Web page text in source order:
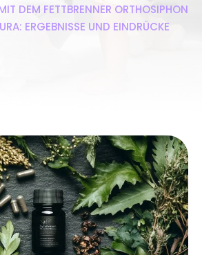
DEM FETTBRENNER ORTHOSIPHON
ERGEBNISSE UND EINDRÜCKE